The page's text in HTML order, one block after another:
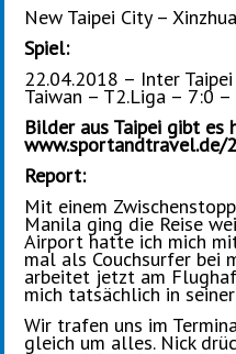
New Taipei City –
Spiel:
22.04.2018 – Inter
Taiwan – T2.Liga – 7:0 –
Bilder aus Taipei gibt es
Report:
Mit einem
Manila ging die Reise
Airport hatte ich mich
mal als Couchsurfer bei
arbeitet jetzt am
mich tatsächlich in
Wir trafen uns im
gleich um alles. Nick